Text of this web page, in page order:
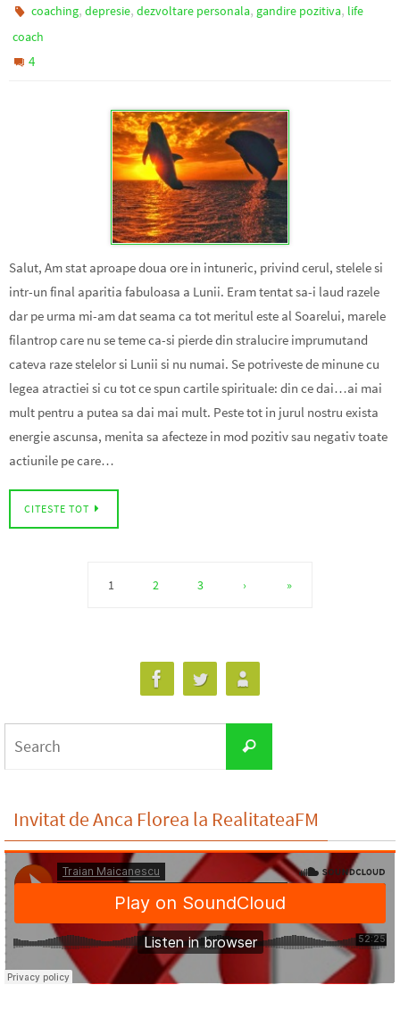
coaching,depresie,dezvoltare personala, gandire pozitiva, life
coach
4
Salut, Am stat aproape doua ore in intuneric, privind cerul, stelele si
intr-un final aparitia fabuloasa a Lunii. Eram tentat sa-i laud razele
dar pe urma mi-am dat seama ca tot meritul este al Soarelui, marele
filantrop care nu se teme ca-si pierde din stralucire imprumutand
cateva raze stelelor si Lunii si nu numai. Se potriveste de minune cu
legea atractiei si cu tot ce spun cartile spirituale: din ce dai…ai mai
mult pentru a putea sa dai mai mult. Peste tot in jurul nostru exista
energie ascunsa, menita sa afecteze in mod pozitiv sau negativ toate
actiunile pe care…
CITESTE TOT
1 2 3 › »
Search
Invitat de Anca Florea la RealitateaFM